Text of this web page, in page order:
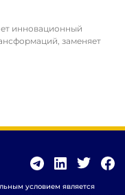
инновационный
заменяет
условием является